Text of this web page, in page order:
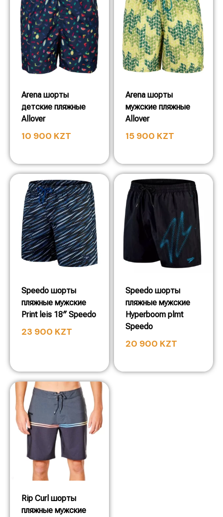
Arena шорты
детские пляжные
Allover
10 900 KZT
Arena шорты
мужские пляжные
Allover
15 900 KZT
Speedo шорты
пляжные мужские
Print leis 18″ Speedo
23 900 KZT
Speedo шорты
пляжные мужские
Hyperboom plmt
Speedo
20 900 KZT
Rip Curl шорты
пляжные мужские